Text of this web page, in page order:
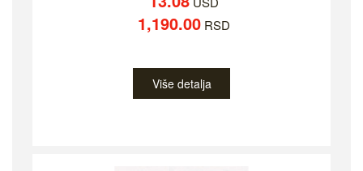
1,190.00RSD
Više detalja